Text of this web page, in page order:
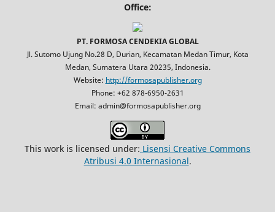
Office:
PT. FORMOSA CENDEKIA GLOBAL
Jl. Sutomo Ujung No.28 D, Durian, Kecamatan Medan Timur, Kota
Medan, Sumatera Utara 20235, Indonesia.
Website: http://formosapublisher.org
Phone: +62 878-6950-2631
Email: admin@formosapublisher.org
This work is licensed under: Lisensi Creative Commons
Atribusi 4.0 Internasional.